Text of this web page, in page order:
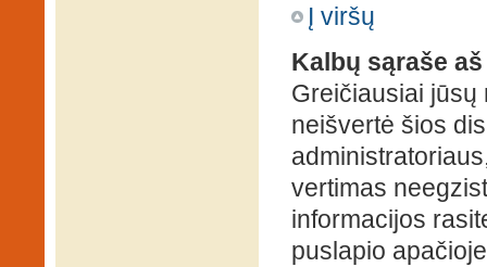
Į viršų
Kalbų sąraše
Greičiausiai jūsų
neišvertė šios
vertimas
informacijos
puslapio